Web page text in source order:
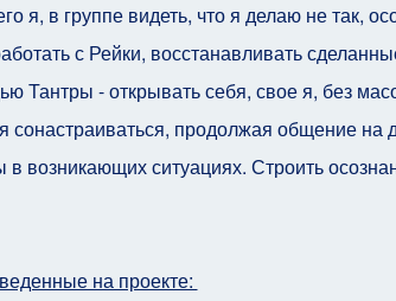
я, в группе видеть, что я делаю не так,
с Рейки, восстанавливать
Тантры - открывать себя, свое я, без
продолжая общение на
возникающих ситуациях. Строить
на проекте: